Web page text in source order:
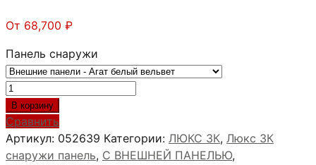
От 68,700 ₽
Панель снаружи
Количество
товара
АРГУС
ЛЮКС
3К
В корзину
Сравнить
Артикул: 052639 Категории: ЛЮКС 3К, Люкс 3К
снаружи панель, С ВНЕШНЕЙ ПАНЕЛЬЮ,